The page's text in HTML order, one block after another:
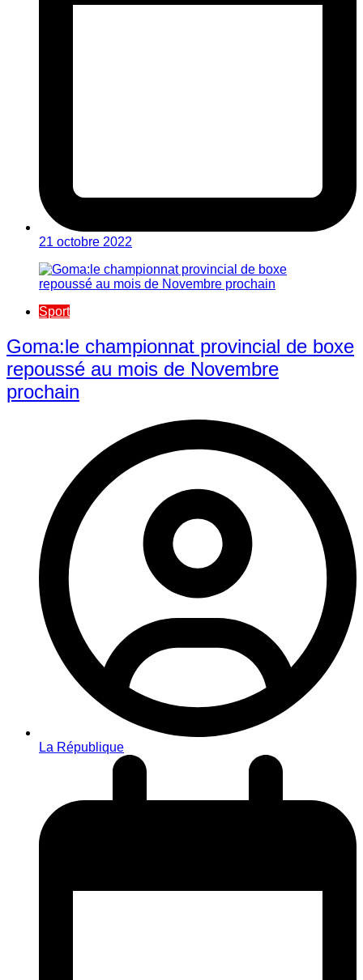
21 octobre 2022
Sport
Goma:le championnat provincial de boxe
repoussé au mois de Novembre
prochain
La République